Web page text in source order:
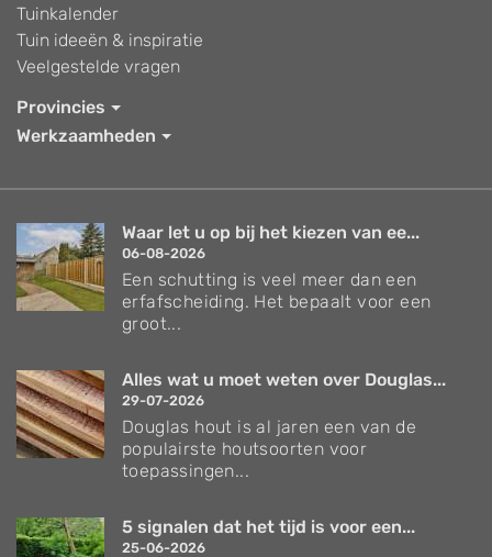
Tuinkalender
Tuin ideeën & inspiratie
Veelgestelde vragen
Provincies
Werkzaamheden
Waar let u op bij het kiezen van ee...
06-08-2026
Een schutting is veel meer dan een
erfafscheiding. Het bepaalt voor een
groot...
Alles wat u moet weten over Douglas...
29-07-2026
Douglas hout is al jaren een van de
populairste houtsoorten voor
toepassingen...
5 signalen dat het tijd is voor een...
25-06-2026